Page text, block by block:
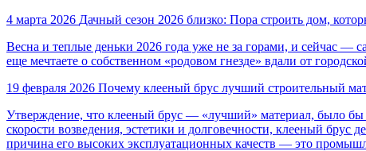
4 марта 2026 Дачный сезон 2026 близко: Пора строить дом,
Весна и теплые деньки 2026 года уже не за горами, и сейчас —
еще мечтаете о собственном «родовом гнезде» вдали от
19 февраля 2026 Почему клееный брус лучший строительный
Утверждение, что клееный брус — «лучший» материал, было бы
скорости возведения, эстетики и долговечности, клееный
причина его высоких эксплуатационных качеств — это